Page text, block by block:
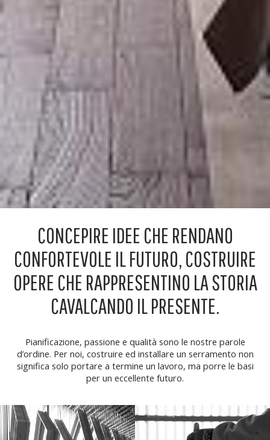
CONCEPIRE IDEE CHE RENDANO
CONFORTEVOLE IL FUTURO, COSTRUIRE
OPERE CHE RAPPRESENTINO LA STORIA
CAVALCANDO IL PRESENTE.
Pianificazione, passione e qualità sono le nostre parole
d’ordine. Per noi, costruire ed installare un serramento non
significa solo portare a termine un lavoro, ma porre le basi
per un eccellente futuro.